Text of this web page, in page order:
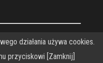
stron www WordPress
działania używa cookies.
przyciskowi [Zamknij]